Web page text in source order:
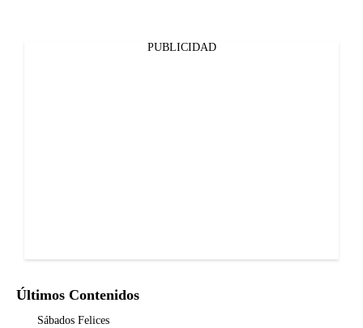
PUBLICIDAD
Últimos Contenidos
Sábados Felices